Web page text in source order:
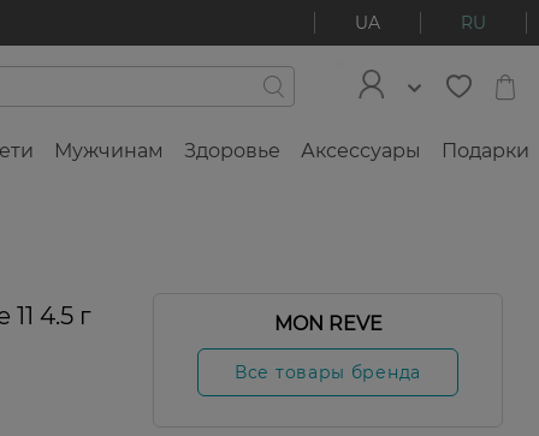
UA RU
Мужчинам Здоровье Аксессуары Подарки
4.5 г MON REVE
Все товары бренда